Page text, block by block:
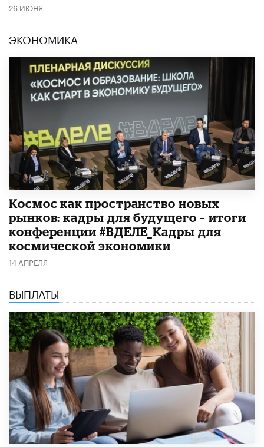
26 ИЮНЯ
ЭКОНОМИКА
Космос как пространство новых
рынков: кадры для будущего – итоги
конференции #ВДЕЛЕ_Кадры для
космической экономики
14 АПРЕЛЯ
ВЫПЛАТЫ